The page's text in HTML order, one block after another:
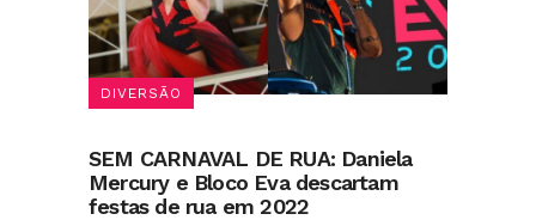
DIVERSÃO
SEM CARNAVAL DE RUA: Daniela
Mercury e Bloco Eva descartam
festas de rua em 2022